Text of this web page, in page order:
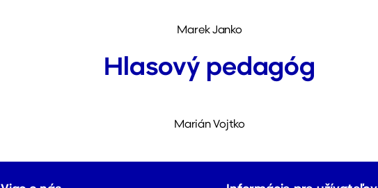
Marek Janko
Hlasový pedagóg
Marián Vojtko